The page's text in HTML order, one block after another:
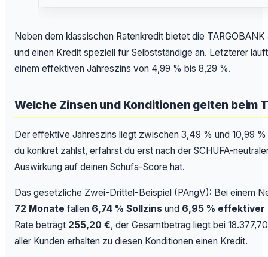
Neben dem klassischen Ratenkredit bietet die
und einen Kredit speziell für Selbstständige an. Letzterer
einem effektiven Jahreszins von 4,99 % bis 8,29 %.
Welche Zinsen und Konditionen gelten beim
Der effektive Jahreszins liegt zwischen 3,49 % und 10,99 %
du konkret zahlst, erfährst du erst nach der SCHUFA-
Auswirkung auf deinen Schufa-Score hat.
Das gesetzliche Zwei-Drittel-Beispiel (PAngV): Bei einem
72 Monate fallen 6,74 % Sollzins und 6,95 % effektiver
Rate beträgt 255,20 €, der Gesamtbetrag liegt bei
aller Kunden erhalten zu diesen Konditionen einen Kredit.